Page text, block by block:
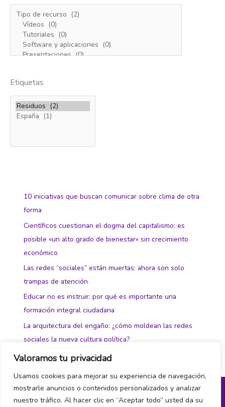
Valoramos tu privacidad
Usamos cookies para mejorar su experiencia de navegación,
mostrarle anuncios o contenidos personalizados y analizar
nuestro tráfico. Al hacer clic en “Aceptar todo” usted da su
Etiquetas
10 iniciativas que buscan comunicar sobre clima de otra
forma
Científicos cuestionan el dogma del capitalismo: es
posible «un alto grado de bienestar» sin crecimiento
económico
Las redes “sociales” están muertas: ahora son solo
trampas de atención
Educar no es instruir: por qué es importante una
formación integral ciudadana
La arquitectura del engaño: ¿cómo moldean las redes
sociales la nueva cultura política?
Política de privacidad y cookies